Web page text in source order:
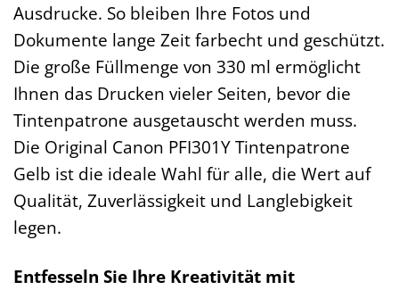
Ausdrucke. So bleiben Ihre Fotos und
Dokumente lange Zeit farbecht und geschützt.
Die große Füllmenge von 330 ml ermöglicht
Ihnen das Drucken vieler Seiten, bevor die
Tintenpatrone ausgetauscht werden muss.
Die Original Canon PFI301Y Tintenpatrone
Gelb ist die ideale Wahl für alle, die Wert auf
Qualität, Zuverlässigkeit und Langlebigkeit
legen.
Entfesseln Sie Ihre Kreativität mit